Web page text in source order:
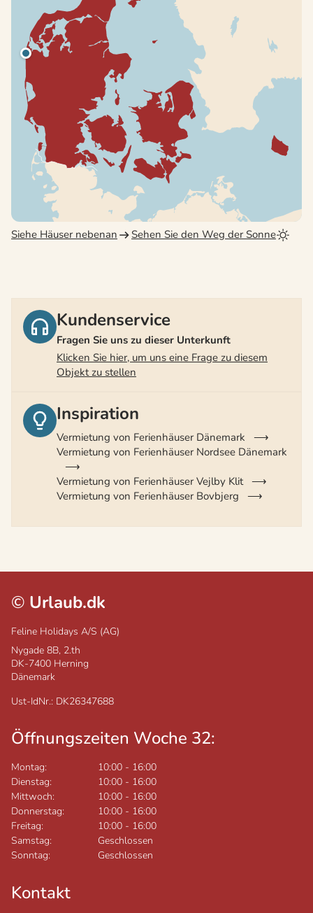
Siehe Häuser nebenan Sehen Sie den Weg der Sonne
Kundenservice
Fragen Sie uns zu dieser Unterkunft
Klicken Sie hier, um uns eine Frage zu diesem
Objekt zu stellen
Inspiration
Vermietung von Ferienhäuser Dänemark
Vermietung von Ferienhäuser Nordsee Dänemark
Vermietung von Ferienhäuser Vejlby Klit
Vermietung von Ferienhäuser Bovbjerg
© Urlaub.dk
Feline Holidays A/S (AG)
Nygade 8B, 2.th
DK-7400 Herning
Dänemark
Ust-IdNr.: DK26347688
Öffnungszeiten Woche 32:
Montag: 10:00 - 16:00
Dienstag:
10:00 - 16:00
Mittwoch:
10:00 - 16:00
Donnerstag:
10:00 - 16:00
Freitag:
10:00 - 16:00
Samstag:
Geschlossen
Sonntag:
Geschlossen
Kontakt